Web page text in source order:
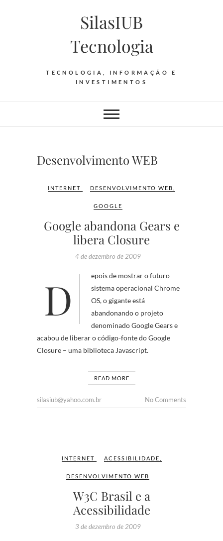
SilasIUB
Tecnologia
TECNOLOGIA, INFORMAÇÃO E
INVESTIMENTOS
Desenvolvimento WEB
INTERNET DESENVOLVIMENTO WEB
GOOGLE
Google abandona Gears e
libera Closure
4 de dezembro de 2009
Depois de mostrar o futuro
sistema operacional Chrome
OS, o gigante está
abandonando o projeto
denominado Google Gears e
acabou de liberar o código-fonte do Google
Closure – uma biblioteca Javascript.
READ MORE
silasiub@yahoo.com.br No Comments
INTERNET ACESSIBILIDADE
DESENVOLVIMENTO WEB
W3C Brasil e a
Acessibilidade
3 de dezembro de 2009